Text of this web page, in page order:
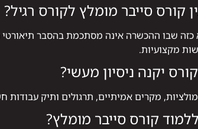
קורס סייבר מומלץ לקורס רגיל?
כזה שבו ההכשרה אינה מסתכמת בהסבר
מקצועיות.
יקנה ניסיון מעשי?
מקרים אמיתיים, תרגולים ותיק
קורס סייבר מומלץ?